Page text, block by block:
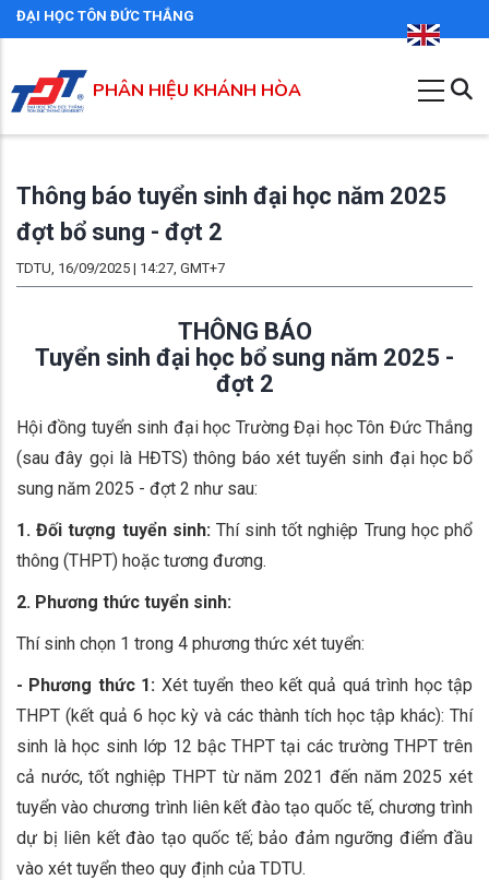
Nhảy
đến
dung
ĐẠI HỌC TÔN ĐỨC THẮNG
PHÂN HIỆU KHÁNH HÒA
Thông báo tuyển sinh đại học năm 2025
đợt bổ sung - đợt 2
TDTU, 16/09/2025 | 14:27, GMT+7
THÔNG BÁO
Tuyển sinh đại học bổ sung năm 2025 -
đợt 2
Hội đồng tuyển sinh đại học Trường Đại học Tôn Đức Thắng
(sau đây gọi là HĐTS) thông báo xét tuyển sinh đại học bổ
sung năm 2025 - đợt 2 như sau:
1. Đối tượng tuyển sinh: Thí sinh tốt nghiệp Trung học phổ
thông (THPT) hoặc tương đương.
2. Phương thức tuyển sinh:
Thí sinh chọn 1 trong 4 phương thức xét tuyển:
- Phương thức 1: Xét tuyển theo kết quả quá trình học tập
THPT (kết quả 6 học kỳ và các thành tích học tập khác): Thí
sinh là học sinh lớp 12 bậc THPT tại các trường THPT trên
cả nước, tốt nghiệp THPT từ năm 2021 đến năm 2025 xét
tuyển vào chương trình liên kết đào tạo quốc tế, chương trình
dự bị liên kết đào tạo quốc tế; bảo đảm ngưỡng điểm đầu
vào xét tuyển theo quy định của TDTU.